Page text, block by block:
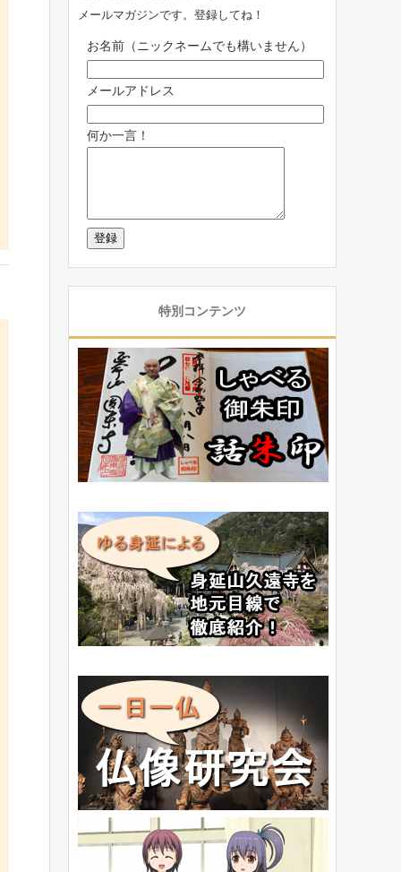
メールマガジンです。登録してね！
お名前（ニックネームでも構いません）
メールアドレス
何か一言！
特別コンテンツ